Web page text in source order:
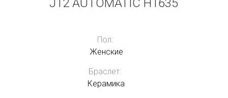
J12 AUTOMATIC H1635
Пол:
Женские
Браслет:
Керамика